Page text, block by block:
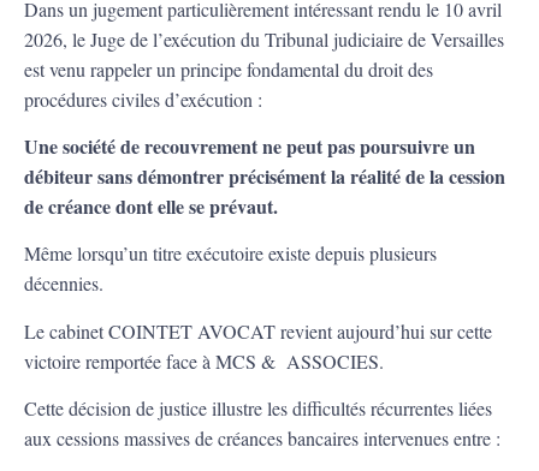
Dans un jugement particulièrement intéressant rendu le 10 avril
2026, le Juge de l’exécution du Tribunal judiciaire de Versailles
est venu rappeler un principe fondamental du droit des
procédures civiles d’exécution :
Une société de recouvrement ne peut pas poursuivre un
débiteur sans démontrer précisément la réalité de la cession
de créance dont elle se prévaut.
Même lorsqu’un titre exécutoire existe depuis plusieurs
décennies.
Le cabinet COINTET AVOCAT revient aujourd’hui sur cette
victoire remportée face à MCS & ASSOCIES.
Cette décision de justice illustre les difficultés récurrentes liées
aux cessions massives de créances bancaires intervenues entre :